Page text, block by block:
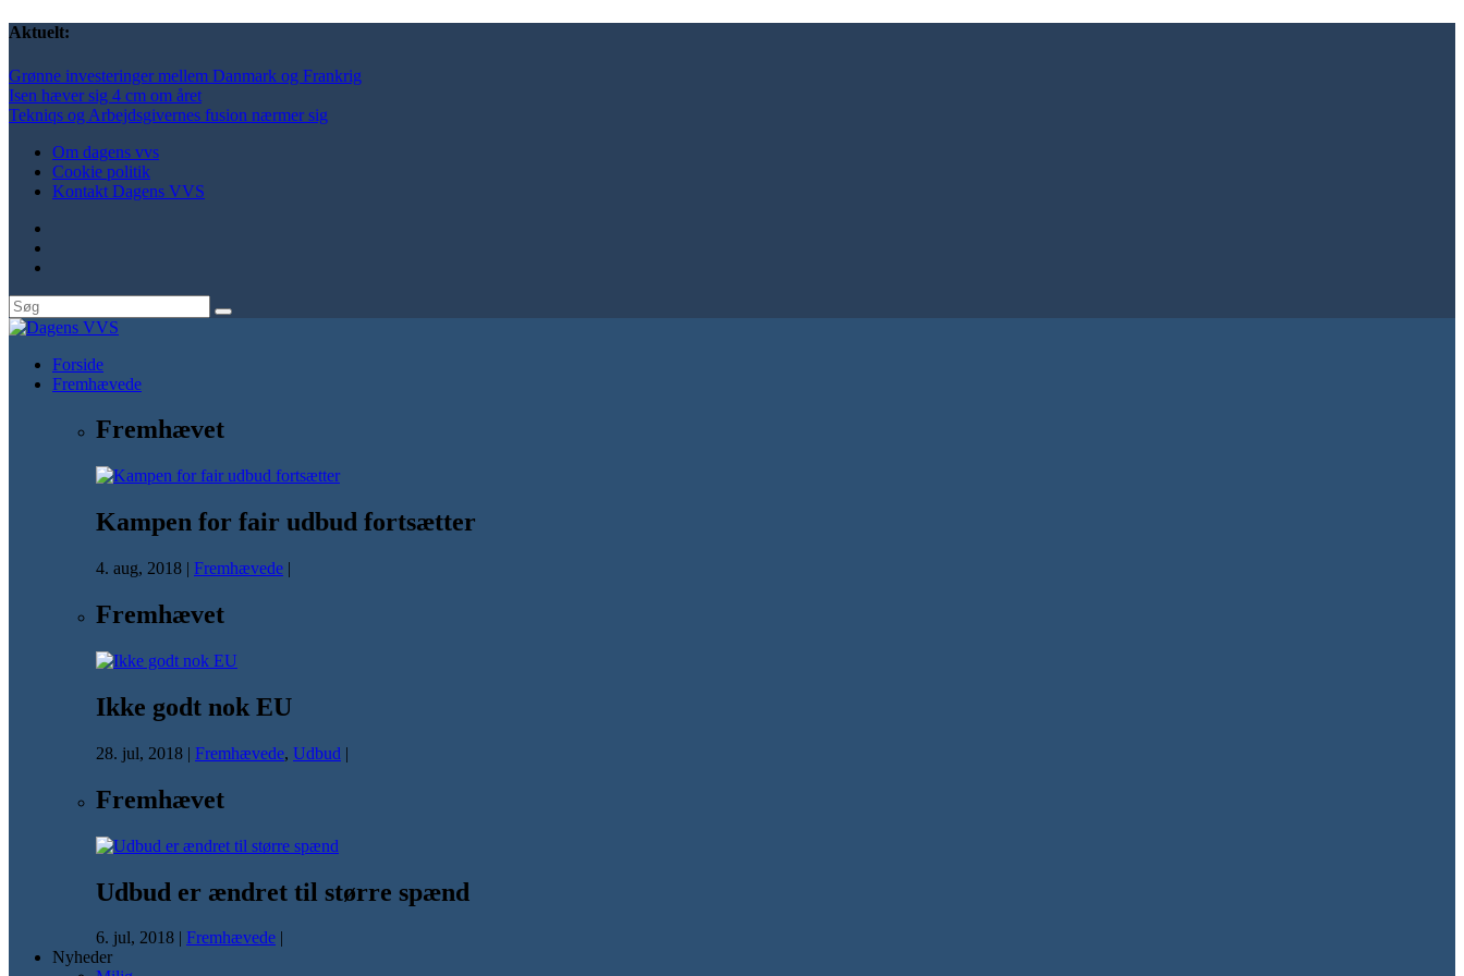
Aktuelt:
Grønne investeringer mellem Danmark og Frankrig
Isen hæver sig 4 cm om året
Tekniqs og Arbejdsgivernes fusion nærmer sig
Om dagens vvs
Cookie politik
Kontakt Dagens VVS
Forside
Fremhævede
Fremhævet
Kampen for fair udbud fortsætter
4. aug, 2018 | Fremhævede |
Fremhævet
Ikke godt nok EU
28. jul, 2018 | Fremhævede, Udbud |
Fremhævet
Udbud er ændret til større spænd
6. jul, 2018 | Fremhævede |
Nyheder